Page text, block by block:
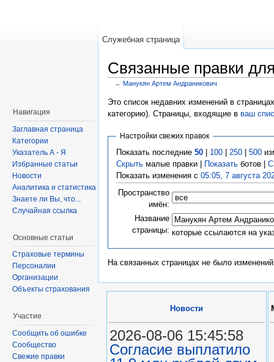
Связанные правки
← Манукян Артем Андраникович
Это список недавних изменений в
категорию). Страницы, входящие в ваш
Настройки свежих правок
Показать последние 50| 100| 250| 500
Скрытьмалые правки | Показатьботов |
Показать изменения с 05:05, 7 августа
Пространство
имён:
Название
страницы: которые ссылаются на
На связанных страницах не было
Служебная страница
Навигация
Заглавная страница
Категории
Указатель А - Я
Избранные статьи
Новости
Аналитика и статистика
Знаете ли Вы, что...
Случайная ссылка
Основные статьи
Страховые термины
Персоналии
Организации
Объекты страхования
Участие
Сообщить об ошибке
Сообщество
Свежие правки
Новости
2026-08-06 15:45:58
Согласие выплатило